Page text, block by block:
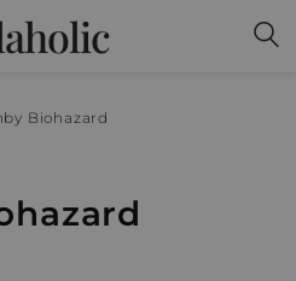
by Biohazard